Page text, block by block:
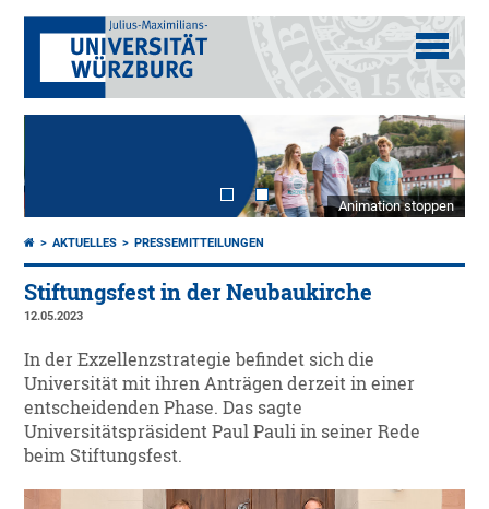
Animation stoppen
AKTUELLES PRESSEMITTEILUNGEN
Stiftungsfest in der Neubaukirche
12.05.2023
In der Exzellenzstrategie befindet sich die
Universität mit ihren Anträgen derzeit in einer
entscheidenden Phase. Das sagte
Universitätspräsident Paul Pauli in seiner Rede
beim Stiftungsfest.